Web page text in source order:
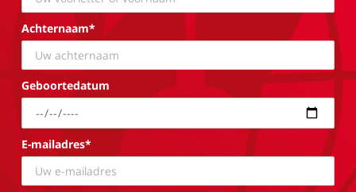
Achternaam*
Geboortedatum
E-mailadres*